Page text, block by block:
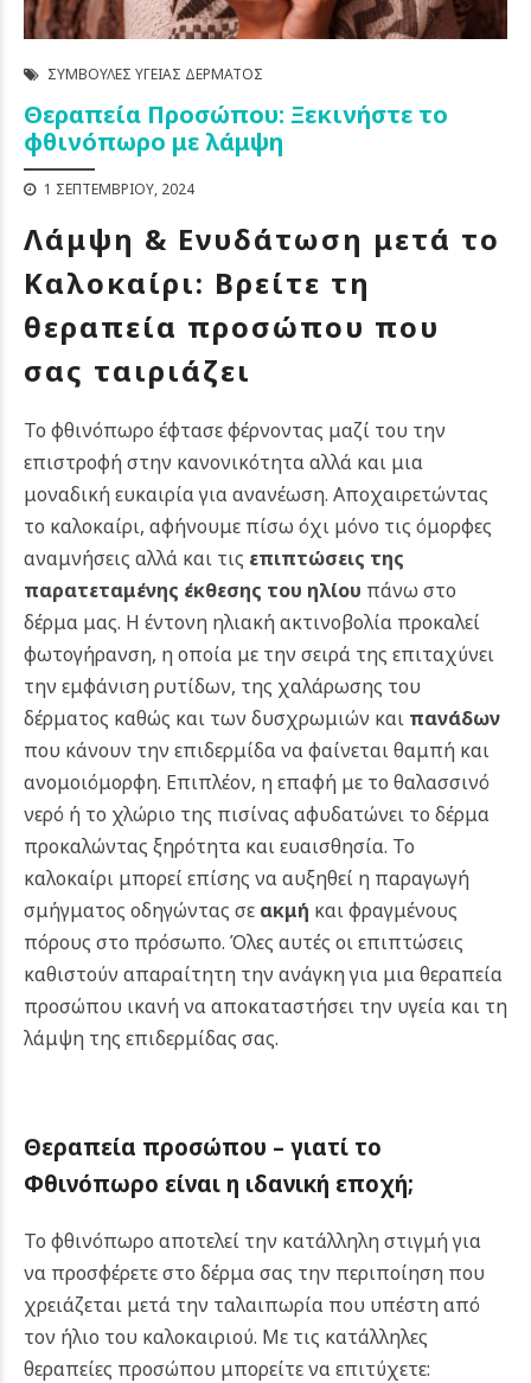
ΣΥΜΒΟΥΛΈΣ ΥΓΕΊΑΣ ΔΈΡΜΑΤΟΣ
Θεραπεία Προσώπου: Ξεκινήστε το
φθινόπωρο με λάμψη
1 ΣΕΠΤΕΜΒΡΊΟΥ, 2024
Λάμψη & Ενυδάτωση μετά το
Καλοκαίρι: Βρείτε τη
θεραπεία προσώπου που
σας ταιριάζει
Το φθινόπωρο έφτασε φέρνοντας μαζί του την
επιστροφή στην κανονικότητα αλλά και μια
μοναδική ευκαιρία για ανανέωση. Αποχαιρετώντας
το καλοκαίρι, αφήνουμε πίσω όχι μόνο τις όμορφες
αναμνήσεις αλλά και τις επιπτώσεις της
παρατεταμένης έκθεσης του ηλίου πάνω στο
δέρμα μας. Η έντονη ηλιακή ακτινοβολία προκαλεί
φωτογήρανση, η οποία με την σειρά της επιταχύνει
την εμφάνιση ρυτίδων, της χαλάρωσης του
δέρματος καθώς και των δυσχρωμιών και πανάδων
που κάνουν την επιδερμίδα να φαίνεται θαμπή και
ανομοιόμορφη. Επιπλέον, η επαφή με το θαλασσινό
νερό ή το χλώριο της πισίνας αφυδατώνει το δέρμα
προκαλώντας ξηρότητα και ευαισθησία. Το
καλοκαίρι μπορεί επίσης να αυξηθεί η παραγωγή
σμήγματος οδηγώντας σε ακμή και φραγμένους
πόρους στο πρόσωπο. Όλες αυτές οι επιπτώσεις
καθιστούν απαραίτητη την ανάγκη για μια θεραπεία
προσώπου ικανή να αποκαταστήσει την υγεία και τη
λάμψη της επιδερμίδας σας.
Θεραπεία προσώπου – γιατί το
Φθινόπωρο είναι η ιδανική εποχή;
Το φθινόπωρο αποτελεί την κατάλληλη στιγμή για
να προσφέρετε στο δέρμα σας την περιποίηση που
χρειάζεται μετά την ταλαιπωρία που υπέστη από
τον ήλιο του καλοκαιριού. Με τις κατάλληλες
θεραπείες προσώπου μπορείτε να επιτύχετε: